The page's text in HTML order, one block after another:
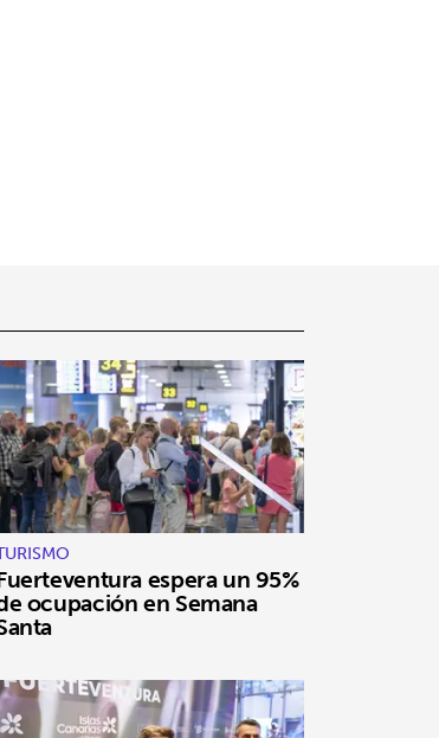
espera un 95%
ocupación en Semana